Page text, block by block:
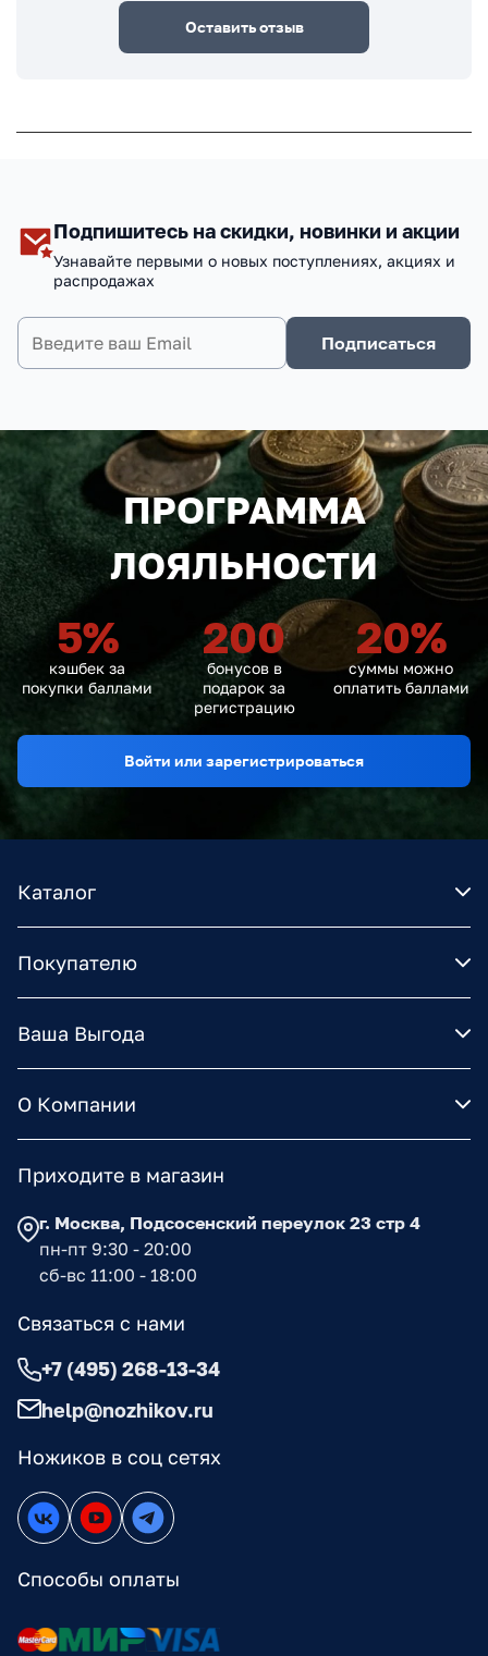
Оставить отзыв
Подпишитесь на скидки, новинки и акции
Узнавайте первыми о новых поступлениях, акциях и
распродажах
Подписаться
ПРОГРАММА
ЛОЯЛЬНОСТИ
5%
кэшбек за
покупки баллами
200
бонусов в
подарок за
регистрацию
20%
суммы можно
оплатить баллами
Войти или зарегистрироваться
Каталог
Покупателю
Ваша Выгода
О Компании
Ножиков в соц сетях
Способы оплаты
Приходите в магазин
г. Москва, Подсосенский переулок 23 стр 4
пн-пт 9:30 - 20:00
сб-вс 11:00 - 18:00
Связаться с нами
+7 (495) 268-13-34
help@nozhikov.ru